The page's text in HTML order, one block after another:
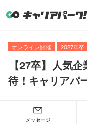
オンライン開催 2027年卒
【27卒】 人気企
待！キャリアパ
メッセージ